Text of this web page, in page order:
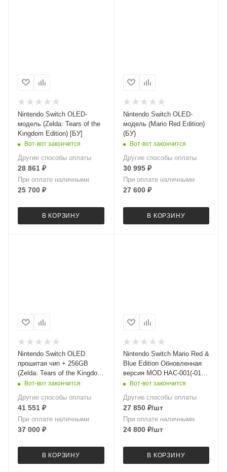
Nintendo Switch OLED-
модель (Zelda: Tears of the
Kingdom Edition) [БУ]
Вот-вот закончится
Другие способы оплаты
28 861 ₽
При оплате наличными
25 700 ₽
В КОРЗИНУ
Nintendo Switch OLED-
модель (Mario Red Edition)
(БУ)
Вот-вот закончится
Другие способы оплаты
30 995₽
При оплате наличными
27 600₽
В КОРЗИНУ
Nintendo Switch OLED
прошитая чип + 256GB
(Zelda: Tears of the Kingdom
Edition) [БУ]
Вот-вот закончится
Другие способы оплаты
41 551 ₽
При оплате наличными
37 000 ₽
В КОРЗИНУ
Nintendo Switch Mario Red &
Blue Edition Обновленная
версия MOD HAC-001(-01)
[БУ]Вот-вот закончится
Другие способы оплаты
27 850₽/шт
При оплате наличными
24 800₽/шт
В КОРЗИНУ